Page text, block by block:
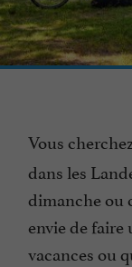
Vous
dans les
dimanche ou
envie de
vacances ou